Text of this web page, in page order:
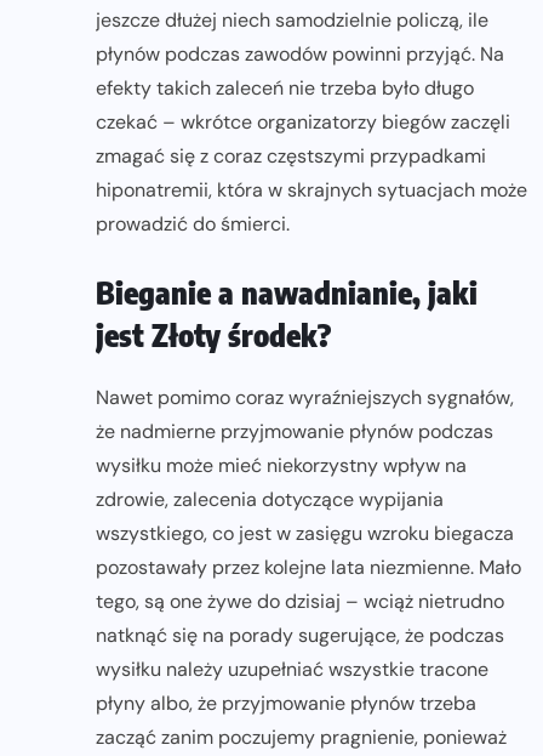
jeszcze dłużej niech samodzielnie policzą, ile
płynów podczas zawodów powinni przyjąć. Na
efekty takich zaleceń nie trzeba było długo
czekać – wkrótce organizatorzy biegów zaczęli
zmagać się z coraz częstszymi przypadkami
hiponatremii, która w skrajnych sytuacjach może
prowadzić do śmierci.
Bieganie a nawadnianie, jaki
jest Złoty środek?
Nawet pomimo coraz wyraźniejszych sygnałów,
że nadmierne przyjmowanie płynów podczas
wysiłku może mieć niekorzystny wpływ na
zdrowie, zalecenia dotyczące wypijania
wszystkiego, co jest w zasięgu wzroku biegacza
pozostawały przez kolejne lata niezmienne. Mało
tego, są one żywe do dzisiaj – wciąż nietrudno
natknąć się na porady sugerujące, że podczas
wysiłku należy uzupełniać wszystkie tracone
płyny albo, że przyjmowanie płynów trzeba
zacząć zanim poczujemy pragnienie, ponieważ